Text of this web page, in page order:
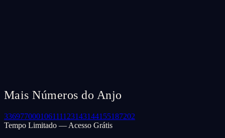
Mais Números do Anjo
336977000106111123143144155187202
Tempo Limitado — Acesso Grátis